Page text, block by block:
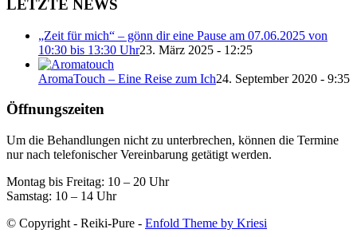
LETZTE NEWS
„Zeit für mich“ – gönn dir eine Pause am 07.06.2025 von
10:30 bis 13:30 Uhr23. März 2025 - 12:25
AromaTouch – Eine Reise zum Ich24. September 2020 - 9:35
Öffnungszeiten
Um die Behandlungen nicht zu unterbrechen, können die Termine
nur nach telefonischer Vereinbarung getätigt werden.
Montag bis Freitag: 10 – 20 Uhr
Samstag: 10 – 14 Uhr
© Copyright - Reiki-Pure - Enfold Theme by Kriesi